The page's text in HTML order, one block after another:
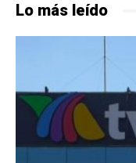
Lo más leído